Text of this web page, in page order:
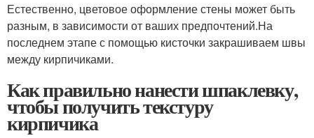
Естественно, цветовое оформление стены может быть
разным, в зависимости от ваших предпочтений.На
последнем этапе с помощью кисточки закрашиваем швы
между кирпичиками.
Как правильно нанести шпаклевку,
чтобы получить текстуру
кирпичика